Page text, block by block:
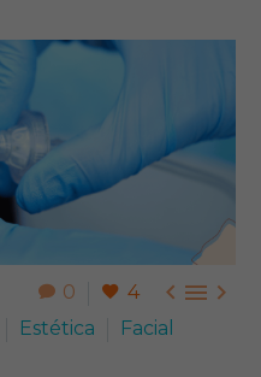
0 4   
Estética
Facial